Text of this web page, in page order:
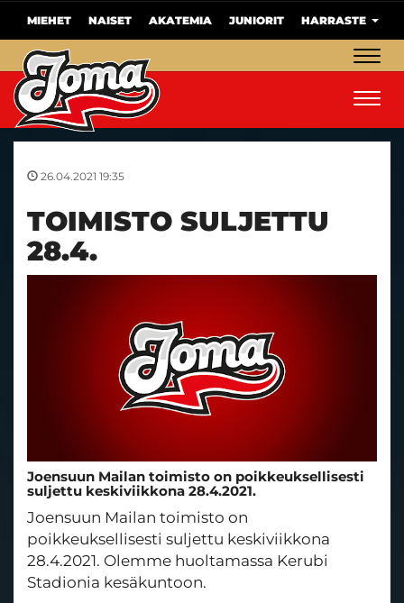
MIEHET NAISET AKATEMIA JUNIORIT HARRASTE
26.04.2021 19:35
TOIMISTO SULJETTU
28.4.
Joensuun Mailan toimisto on poikkeuksellisesti
suljettu keskiviikkona 28.4.2021.
Joensuun Mailan toimisto on
poikkeuksellisesti suljettu keskiviikkona
28.4.2021. Olemme huoltamassa Kerubi
Stadionia kesäkuntoon.